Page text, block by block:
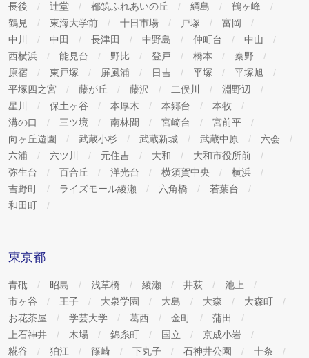
長後
辻堂 都筑ふれあいの丘 綱島
鶴ヶ峰
鶴見
東海大学前 十日市場 戸塚
富岡
中川
中田 長津田 中野島 仲町台
中山
西横浜
能見台 野比 登戸 橋本
秦野
原宿
東戸塚 屏風浦 日吉 平塚
平塚旭
平塚四之宮
藤が丘 藤沢 二俣川
淵野辺
星川
保土ヶ谷 本厚木 本郷台
本牧
溝の口
三ツ境 南林間 宮崎台
宮前平
向ヶ丘遊園
武蔵小杉 武蔵新城 武蔵中原
六会
六浦
六ツ川 元住吉 大和
大和市役所前
弥生台
百合丘 洋光台 横須賀中央
横浜
吉野町
ライズモール綾瀬 六角橋
若葉台
和田町
東京都
青砥 昭島 浅草橋 綾瀬 井荻
池上
市ヶ谷
王子 大泉学園 大島 大森
大森町
お花茶屋
学芸大学 葛西 金町
蒲田
上石神井
木場 錦糸町 国立
京成小岩
糀谷
狛江 篠崎 下丸子 石神井公園
十条